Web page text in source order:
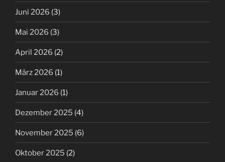
Juni 2026 (3)
Mai 2026 (3)
April 2026 (2)
März 2026 (1)
Januar 2026 (1)
Dezember 2025 (4)
November 2025 (6)
Oktober 2025 (2)